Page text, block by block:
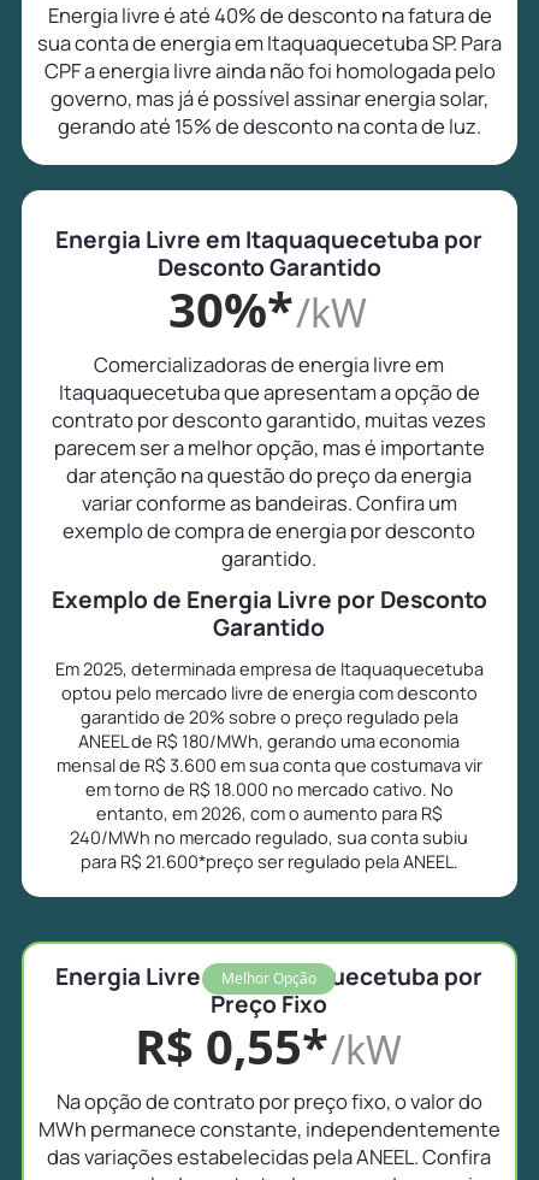
Energia livre é até 40% de desconto na fatura de
sua conta de energia em Itaquaquecetuba SP. Para
CPF a energia livre ainda não foi homologada pelo
governo, mas já é possível assinar energia solar,
gerando até 15% de desconto na conta de luz.
Energia Livre em Itaquaquecetuba por
Desconto Garantido
30%*/kW
Comercializadoras de energia livre em
Itaquaquecetuba que apresentam a opção de
contrato por desconto garantido, muitas vezes
parecem ser a melhor opção, mas é importante
dar atenção na questão do preço da energia
variar conforme as bandeiras. Confira um
exemplo de compra de energia por desconto
garantido.
Exemplo de Energia Livre por Desconto
Garantido
Em 2025, determinada empresa de Itaquaquecetuba
optou pelo mercado livre de energia com desconto
garantido de 20% sobre o preço regulado pela
ANEEL de R$ 180/MWh, gerando uma economia
mensal de R$ 3.600 em sua conta que costumava vir
em torno de R$ 18.000 no mercado cativo. No
entanto, em 2026, com o aumento para R$
240/MWh no mercado regulado, sua conta subiu
para R$ 21.600*preço ser regulado pela ANEEL.
Melhor Opção
Energia Livre em Itaquaquecetuba por
Preço Fixo
R$ 0,55*/kW
Na opção de contrato por preço fixo, o valor do
MWh permanece constante, independentemente
das variações estabelecidas pela ANEEL. Confira